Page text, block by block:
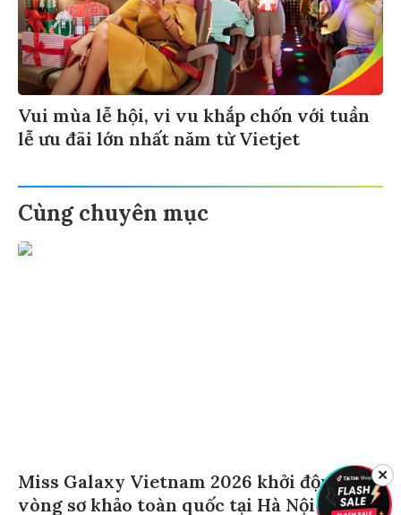
Vui mùa lễ hội, vi vu khắp chốn với tuần
lễ ưu đãi lớn nhất năm từ Vietjet
Cùng chuyên mục
Miss Galaxy Vietnam 2026 khởi động với
vòng sơ khảo toàn quốc tại Hà Nội
✕